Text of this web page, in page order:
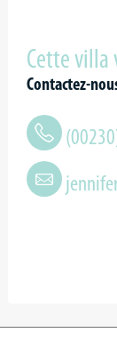
Cette villa
Contactez-